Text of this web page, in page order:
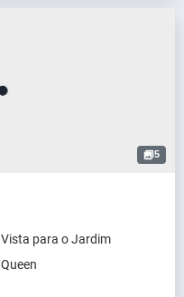
5
Vista para o Jardim
Queen